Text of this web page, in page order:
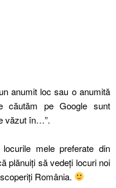
anumit loc sau o anumită
căutăm pe Google sunt
văzut în…”.
mele preferate din
plănuiți să vedeți locuri noi
România.